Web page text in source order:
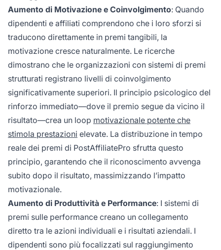
Aumento di Motivazione e Coinvolgimento: Quando
dipendenti e affiliati comprendono che i loro sforzi si
traducono direttamente in premi tangibili, la
motivazione cresce naturalmente. Le ricerche
dimostrano che le organizzazioni con sistemi di premi
strutturati registrano livelli di coinvolgimento
significativamente superiori. Il principio psicologico del
rinforzo immediato—dove il premio segue da vicino il
risultato—crea un loop motivazionale potente che
stimola prestazioni elevate. La distribuzione in tempo
reale dei premi di PostAffiliatePro sfrutta questo
principio, garantendo che il riconoscimento avvenga
subito dopo il risultato, massimizzando l’impatto
motivazionale.
Aumento di Produttività e Performance: I sistemi di
premi sulle performance creano un collegamento
diretto tra le azioni individuali e i risultati aziendali. I
dipendenti sono più focalizzati sul raggiungimento